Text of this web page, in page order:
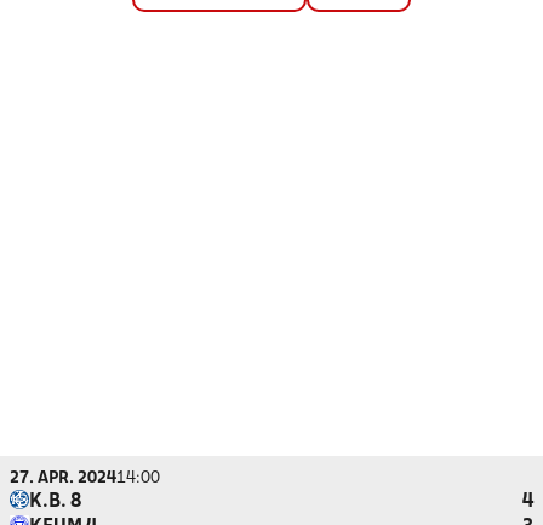
27. APR. 202414:00
K.B. 8
4